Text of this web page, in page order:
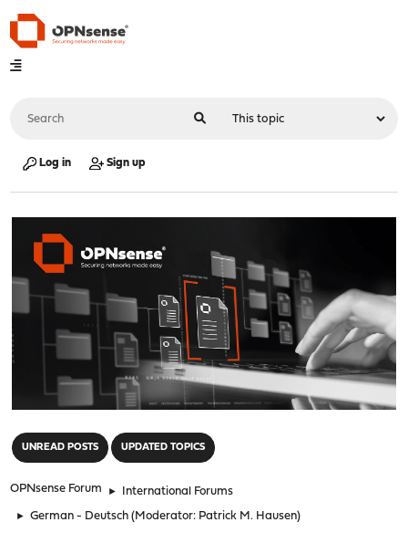
Log in Sign up
UNREAD POSTS UPDATED TOPICS
OPNsense Forum ► International Forums
► German - Deutsch (Moderator: Patrick M. Hausen)